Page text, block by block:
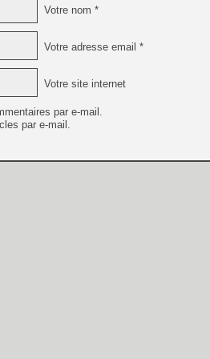
Votre nom *
Votre adresse email *
Votre site internet
par e-mail.
par e-mail.